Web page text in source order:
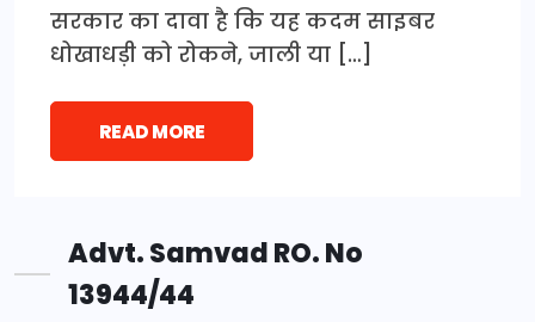
सरकार का दावा है कि यह कदम साइबर
धोखाधड़ी को रोकने, जाली या […]
READ MORE
Advt. Samvad RO. No
13944/44